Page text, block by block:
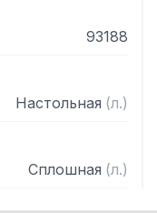
93188
Настольная (л.)
Сплошная (л.)